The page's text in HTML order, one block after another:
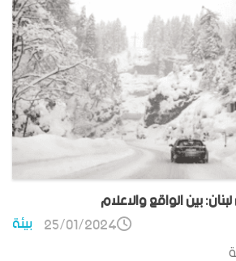
بين الواقع والاعلام
بيئة 25/01/2024